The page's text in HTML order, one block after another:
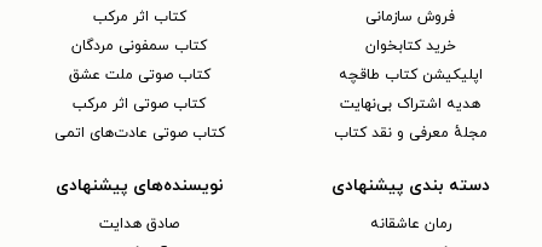
فروش سازمانی
خرید کتابخوان
اپلیکیشن کتاب طاقچه
هدیه اشتراک بی‌نهایت
مجلهٔ معرفی و نقد کتاب
کتاب اثر مرکب
کتاب سمفونی مردگان
کتاب صوتی ملت عشق
کتاب صوتی اثر مرکب
کتاب صوتی عادت‌های اتمی
دسته بندی پیشنهادی
رمان عاشقانه
نویسنده‌های پیشنهادی
صادق هدایت